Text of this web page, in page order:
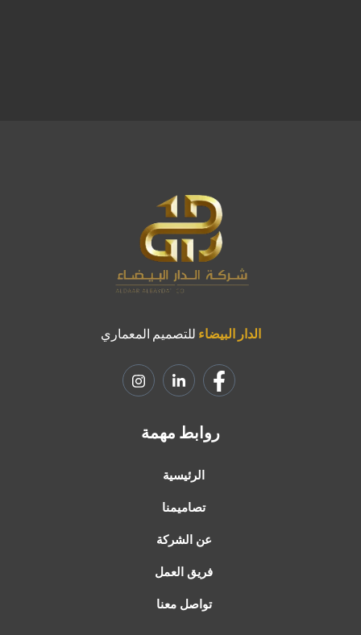
الدار البيضاء للتصميم المعماري
روابط مهمة
الرئيسية
تصاميمنا
عن الشركة
فريق العمل
تواصل معنا